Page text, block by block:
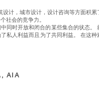
计，城市设计，设计咨询等方面积
社会的竞争力。
同时开放和闭合的某些集合的状态
私人利益而且为了共同利益。 在这
AIA